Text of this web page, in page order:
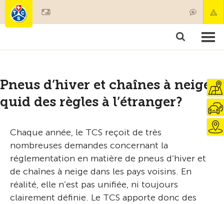
Membres & prestations
Pneus d’hiver et chaînes à neige :
quid des règles à l’étranger?
Chaque année, le TCS reçoit de très
nombreuses demandes concernant la
réglementation en matière de pneus d’hiver et
de chaînes à neige dans les pays voisins. En
réalité, elle n’est pas unifiée, ni toujours
clairement définie. Le TCS apporte donc des